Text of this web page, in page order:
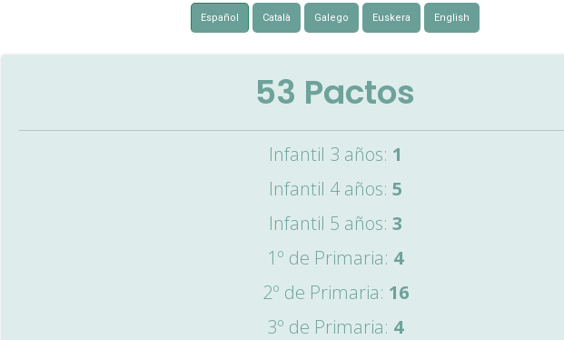
Español Català Galego Euskera English
53 Pactos
Infantil 3 años: 1
Infantil 4 años: 5
Infantil 5 años: 3
1º de Primaria: 4
2º de Primaria: 16
3º de Primaria: 4